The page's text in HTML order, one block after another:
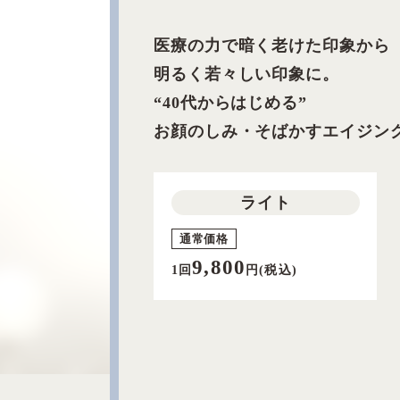
医療の力で暗く老けた印象から
明るく若々しい印象に。
“40代からはじめる”
お顔のしみ・そばかすエイジン
ライト
通常価格
1回9,800 円(税込)